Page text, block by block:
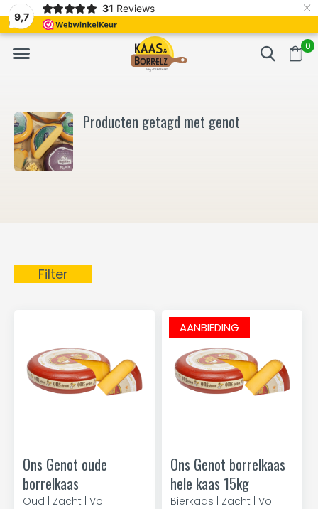
9,7
31 Reviews ×
0
Vaak volgende dag geleverd Gratis bezorgd
Producten getagd met genot
Filter
Ons Genot oude
borrelkaas
Oud | Zacht | Vol
AANBIEDING
Ons Genot borrelkaas
hele kaas 15kg
Bierkaas | Zacht | Vol